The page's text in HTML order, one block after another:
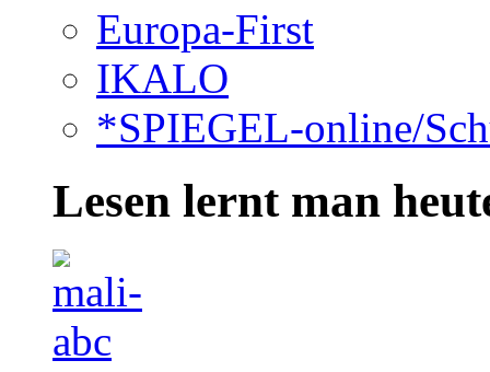
Europa-First
IKALO
*SPIEGEL-online/
Lesen lernt man